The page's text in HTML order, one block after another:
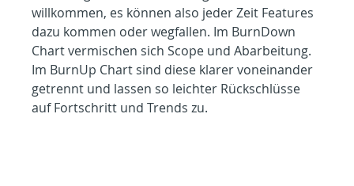
willkommen, es können also jeder Zeit Features
dazu kommen oder wegfallen. Im BurnDown
Chart vermischen sich Scope und Abarbeitung.
Im BurnUp Chart sind diese klarer voneinander
getrennt und lassen so leichter Rückschlüsse
auf Fortschritt und Trends zu.